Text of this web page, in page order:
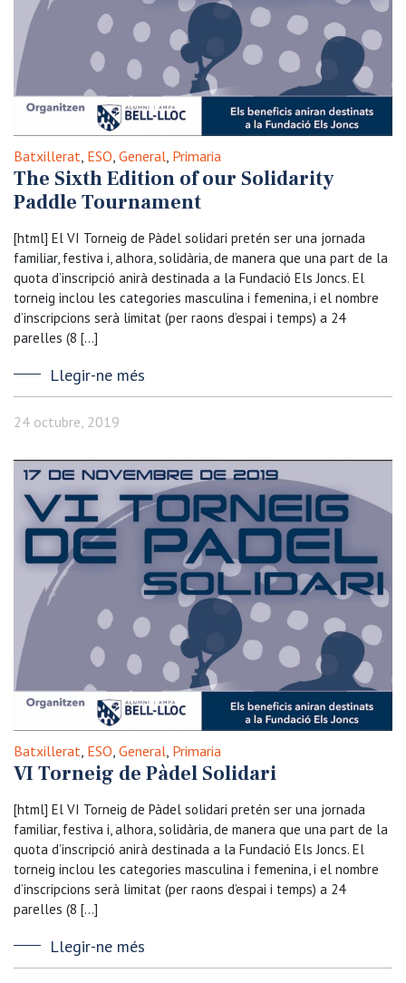
Batxillerat ESO General Primaria
The Sixth Edition of our Solidarity
Paddle Tournament
[html] El VI Torneig de Pàdel solidari pretén ser una jornada
familiar, festiva i, alhora, solidària, de manera que una part de la
quota d’inscripció anirà destinada a la Fundació Els Joncs. El
torneig inclou les categories masculina i femenina, i el nombre
d’inscripcions serà limitat (per raons d’espai i temps) a 24
parelles (8 […]
Llegir-ne més
24 octubre, 2019
Batxillerat, ESO, General, Primaria
VI Torneig de Pàdel Solidari
[html] El VI Torneig de Pàdel solidari pretén ser una jornada
familiar, festiva i, alhora, solidària, de manera que una part de la
quota d’inscripció anirà destinada a la Fundació Els Joncs. El
torneig inclou les categories masculina i femenina, i el nombre
d’inscripcions serà limitat (per raons d’espai i temps) a 24
parelles (8 […]
Llegir-ne més